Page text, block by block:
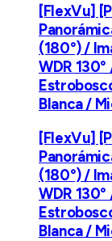
[FlexVu]
(180°) /
WDR
Blanca /
[FlexVu]
(180°) /
WDR
Blanca /